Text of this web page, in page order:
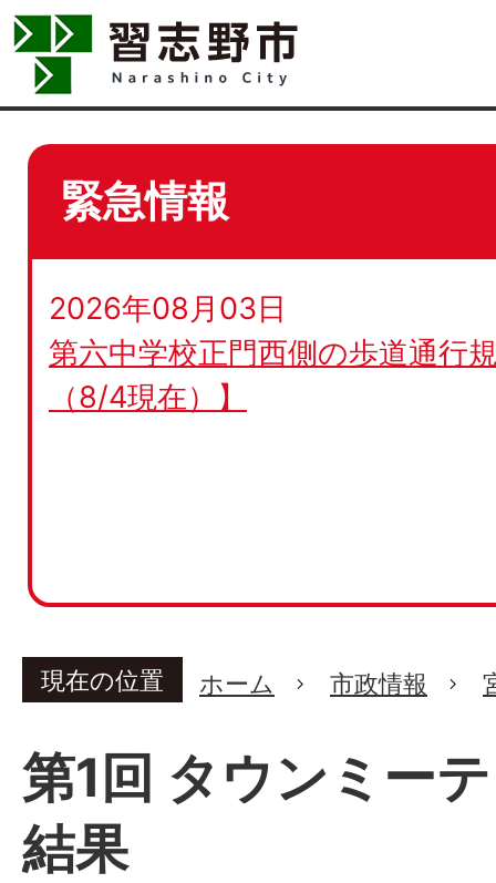
緊急情報
2026年08月03日
第六中学校正門西側の歩道通行
（8/4現在）】
現在の位置 ホーム 市政情報
第1回 タウンミー
結果